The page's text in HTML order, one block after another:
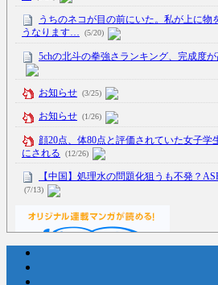
うちのネコが目の前にいた。私が上に
うなります…
(5/20)
5chの北斗の拳強さランキング、完成度
お知らせ (3/25)
お知らせ (1/26)
顔20点、体80点と評価されていた女子学
にされる
(12/26)
【中国】処理水の問題化狙うも不発？
(7/13)
Powered by livedoor 相互RSS